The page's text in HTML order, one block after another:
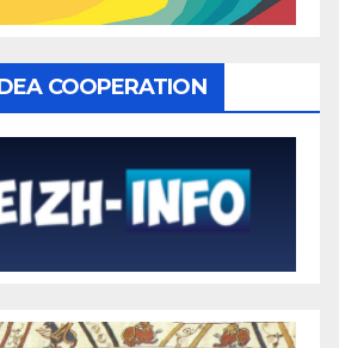
COOPERATION